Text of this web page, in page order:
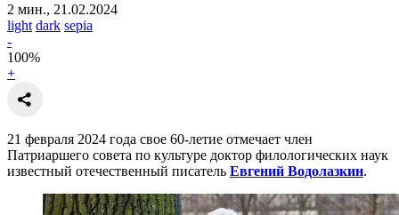
2 мин., 21.02.2024
light dark sepia
-
100%
+
21 февраля 2024 года свое 60-летие отмечает член
Патриаршего совета по культуре доктор филологических наук
известный отечественный писатель Евгений Водолазкин.